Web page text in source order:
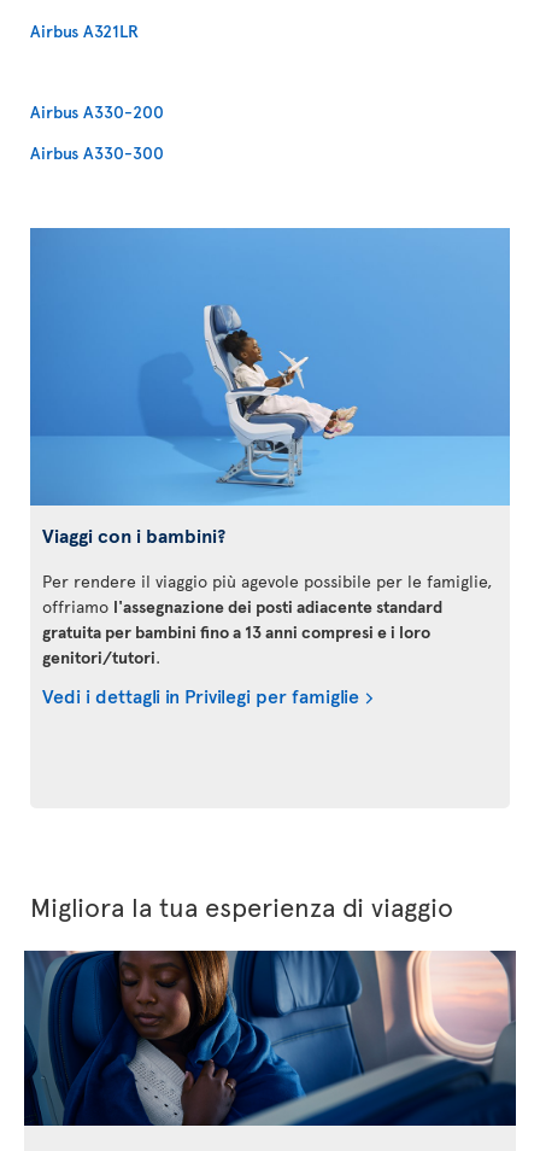
Airbus A321LR
Airbus A330-200
Airbus A330-300
Viaggi con i bambini?
Per rendere il viaggio più agevole possibile per le famiglie,
offriamo l'assegnazione dei posti adiacente standard
gratuita per bambini fino a 13 anni compresi e i loro
genitori/tutori.
Vedi i dettagli in Privilegi per famiglie
Migliora la tua esperienza di viaggio